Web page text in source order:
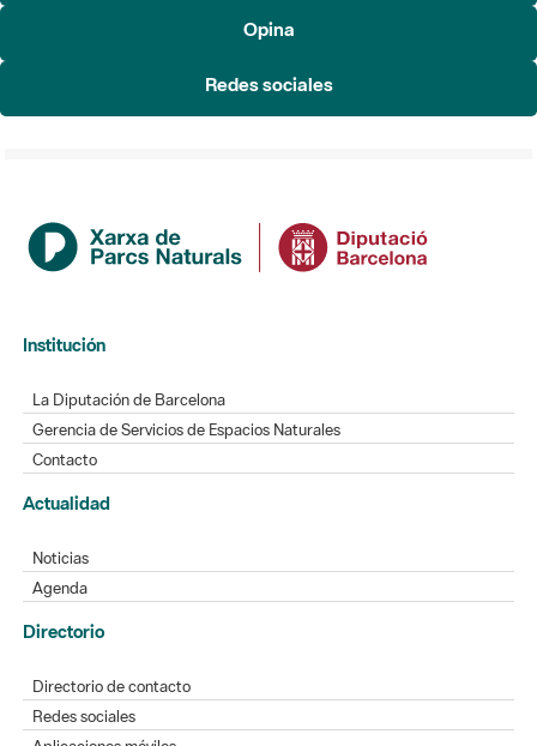
Opina
Redes sociales
Institución
La Diputación de Barcelona
Gerencia de Servicios de Espacios Naturales
Contacto
Actualidad
Noticias
Agenda
Directorio
Directorio de contacto
Redes sociales